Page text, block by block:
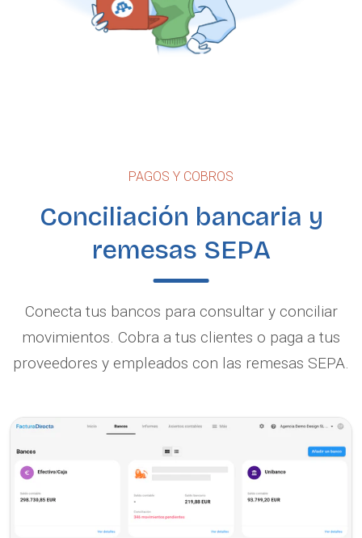
PAGOS Y COBROS
Conciliación bancaria y
remesas SEPA
Conecta tus bancos para consultar y conciliar
movimientos. Cobra a tus clientes o paga a tus
proveedores y empleados con las remesas SEPA.